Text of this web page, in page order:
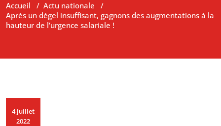
Accueil / Actu nationale /
Après un dégel insuffisant, gagnons des augmentations à la
hauteur de l’urgence salariale !
4 juillet
2022